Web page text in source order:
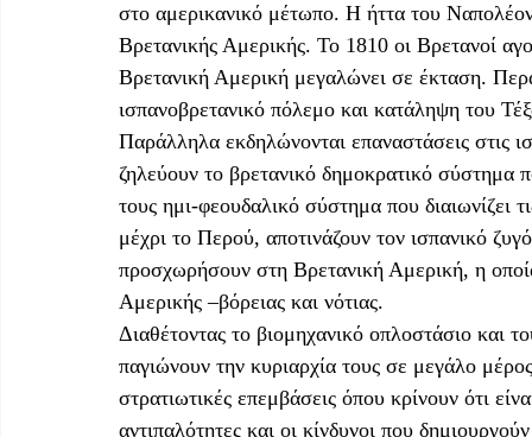
στο αμερικανικό μέτωπο. Η ήττα του
Βρετανικής Αμερικής. Το 1810 οι Βρετανοί
Βρετανική Αμερική μεγαλώνει σε έκταση.
ισπανοβρετανικό πόλεμο και κατάληψη του
Παράλληλα εκδηλώνονται επαναστάσεις στις
ζηλεύουν το βρετανικό δημοκρατικό σύστημα
τους ημι-φεουδαλικό σύστημα που διαιωνίζει
μέχρι το Περού, αποτινάζουν τον ισπανικό
προσχωρήσουν στη Βρετανική Αμερική, η
Αμερικής –βόρειας και νότιας.
Διαθέτοντας το βιομηχανικό οπλοστάσιο και
παγιώνουν την κυριαρχία τους σε μεγάλο
στρατιωτικές επεμβάσεις όπου κρίνουν ότι
αντιπαλότητες και οι κίνδυνοι που